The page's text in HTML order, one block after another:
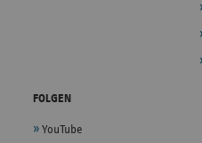
FOLGEN
YouTube